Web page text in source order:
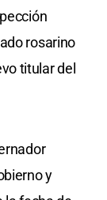
rosarino
titular del
y